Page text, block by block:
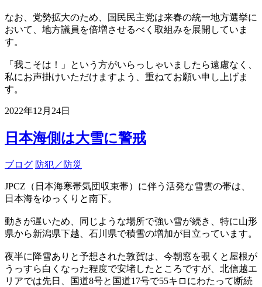
なお、党勢拡大のため、国民民主党は来春の統一地方選挙に
おいて、地方議員を倍増させるべく取組みを展開していま
す。
「我こそは！」という方がいらっしゃいましたら遠慮なく、
私にお声掛けいただけますよう、重ねてお願い申し上げま
す。
2022年12月24日
日本海側は大雪に警戒
ブログ 防犯／防災
JPCZ（日本海寒帯気団収束帯）に伴う活発な雪雲の帯は、
日本海をゆっくりと南下。
動きが遅いため、同じような場所で強い雪が続き、特に山形
県から新潟県下越、石川県で積雪の増加が目立っています。
夜半に降雪ありと予想された敦賀は、今朝窓を覗くと屋根が
うっすら白くなった程度で安堵したところですが、北信越エ
リアでは先日、国道8号と国道17号で55キロにわたって断続